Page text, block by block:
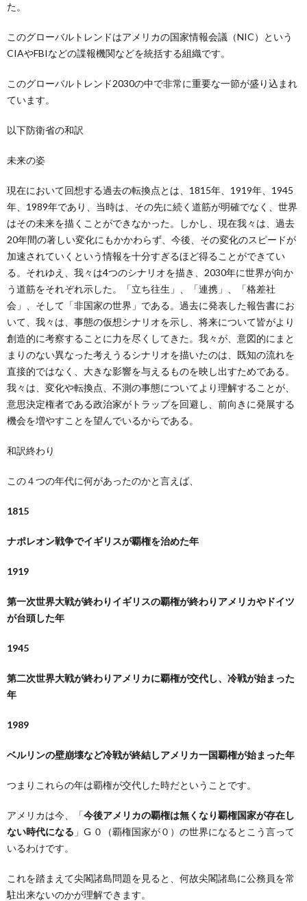
た。
このグローバルトレンドはアメリカの国家情報会議（NIC）という
CIAやFBIなどの諜報機関などを統括する組織です。
このグローバルトレンド2030の中で非常に重要な一節が盛り込まれ
ています。
以下防衛省の和訳
未来の姿
現在において回想する過去の転換点とは、 1815年、1919年、1945
年、1989年であり、当時は、その先に続く道筋が明確でなく、世界
はその未来を描くことができなかった。しかし、現在我々は、過去
20年間の著しい変化にもかかわらず、今後、その変化のスピードが
加速されていくという情報を十分すぎるほど得ることができてい
る。それゆえ、我々は4つのシナリオを描き、2030年に世界が向か
う道筋をそれぞれ示した。「立ち往生」、「連携」、「格差社
会」、そして「非国家の世界」である。過去に発表した報告書にお
いて、我々は、事態の仮想シナリオを示し、将来について皆がより
創造的に考察することに力を尽くしてきた。我々が、意図的にまと
まりのない異なった考えうるシナリオを描いたのは、既知の流れを
直接的ではなく、大きな影響を与えるものを映し出すためである。
我々は、変化や転換点、不測の事態についてより理解することが、
意思決定権者である政治家がトラップを回避し、前向きに発展する
機会を増やすことを望んでいるからである。
和訳終わり
この４つの年代に何があったのかと言えば、
1815
ナポレオン戦争でイギリスが覇権を治めた年
1919
第一次世界大戦が終わりイギリスの覇権が終わりアメリカやドイツ
が台頭した年
1945
第二次世界大戦が終わりアメリカに覇権が交代し、冷戦が始まった
年
1989
ベルリンの壁崩壊など冷戦が終結しアメリカ一国覇権が始まった年
つまりこれらの年は覇権が交代した時だということです。
アメリカは今、「今後アメリカの覇権は無くなり覇権国家が存在し
ない時代になる 」G ０（覇権国家が０）の世界になるとこう言って
いるわけです。
これを踏まえて尖閣諸島問題を見ると、何故尖閣諸島に公務員を常
駐出来ないのかが理解できます。